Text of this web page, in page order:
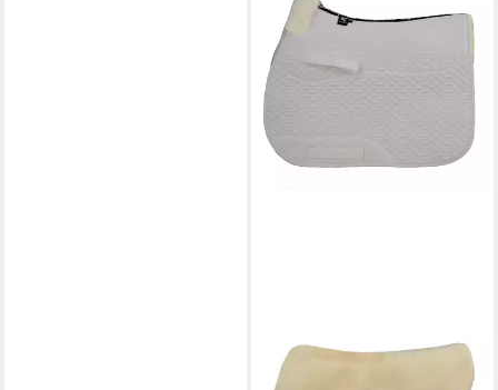
ENGEL REITSPORT
Schabracke Lammfell